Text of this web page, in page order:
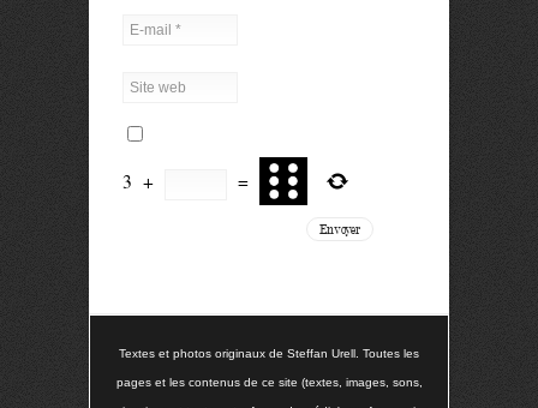
3 + =
Textes et photos originaux de Steffan Urell. Toutes les
pages et les contenus de ce site (textes, images, sons,